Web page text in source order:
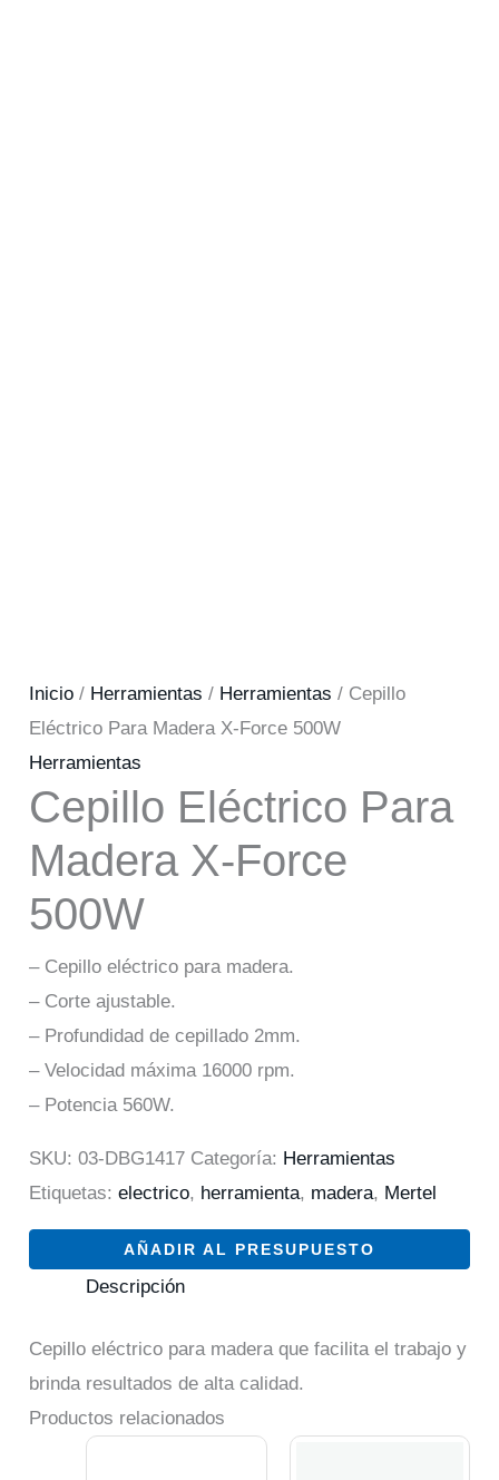
Inicio / Herramientas / Herramientas / Cepillo
Eléctrico Para Madera X-Force 500W
Herramientas
Cepillo Eléctrico Para
Madera X-Force
500W
– Cepillo eléctrico para madera.
– Corte ajustable.
– Profundidad de cepillado 2mm.
– Velocidad máxima 16000 rpm.
– Potencia 560W.
SKU:03-DBG1417 Categoría: Herramientas
Etiquetas:electrico, herramienta, madera, Mertel
AÑADIR AL PRESUPUESTO
Descripción
Cepillo eléctrico para madera que facilita el trabajo y
brinda resultados de alta calidad.
Productos relacionados